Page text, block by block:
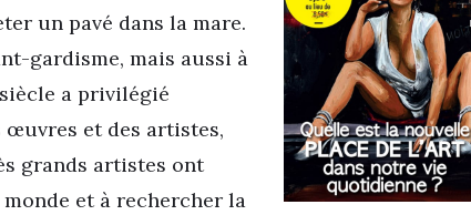
un pavé dans la mare.
gardisme, mais aussi à
a privilégié
œuvres et des artistes,
grands artistes ont
et à rechercher la